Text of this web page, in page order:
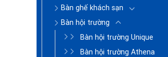
Bàn ghế khách sạn
Bàn hội trường
Bàn hội trường Unique
Bàn hội trường Athena